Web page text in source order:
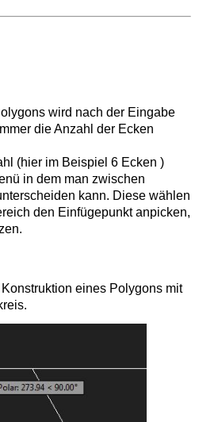
wird nach der Eingabe
die Anzahl der Ecken
(hier im Beispiel 6 Ecken )
in dem man zwischen
kann. Diese wählen
den Einfügepunkt anpicken,
eines Polygons mit